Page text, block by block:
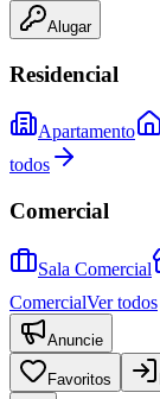
Alugar
Residencial
Apartamento
todos
Comercial
Sala Comercial
ComercialVer todos
Anuncie
Favoritos